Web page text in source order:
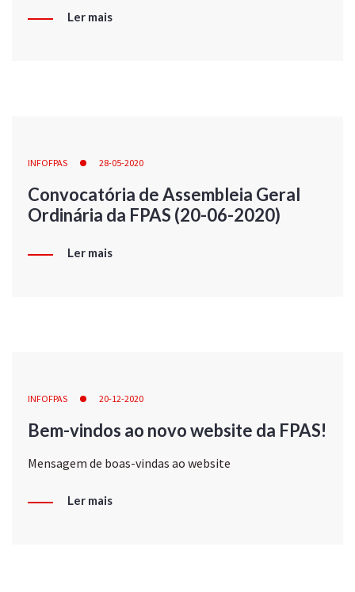
Ler mais
INFOFPAS 28-05-2020
Convocatória de Assembleia Geral
Ordinária da FPAS (20-06-2020)
Ler mais
INFOFPAS 20-12-2020
Bem-vindos ao novo website da FPAS!
Mensagem de boas-vindas ao website
Ler mais